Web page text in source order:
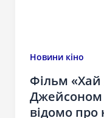
Новини кіно
Фільм «Хай
Джейсоном
відомо